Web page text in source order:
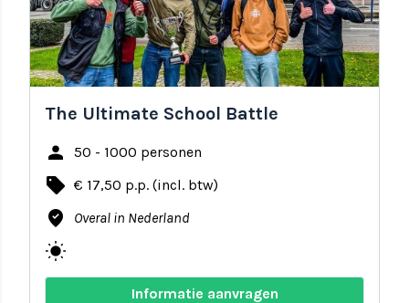
The Ultimate School Battle
person 50 - 1000 personen
local_offer € 17,50 p.p. (incl. btw)
where_to_vote Overal in Nederland
wb_sunny
Informatie aanvragen